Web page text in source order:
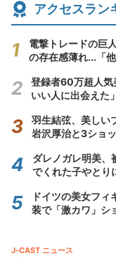
アクセスラン
電撃トレードの巨
の存在感薄れ...「
登録者60万超人
いい人に出会えた
羽生結弦、美しい
岩沢厚治と3ショ
ダレノガレ明美、
でくれた子やとり
ドイツの美女フ
装で「激カワ」
J-CAST ニュース